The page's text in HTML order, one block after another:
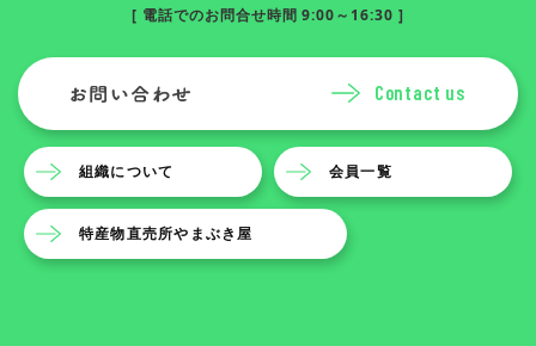
[ 電話でのお問合せ時間 9:00～16:30 ]
Contact us
組織について 会員一覧
特産物直売所やまぶき屋